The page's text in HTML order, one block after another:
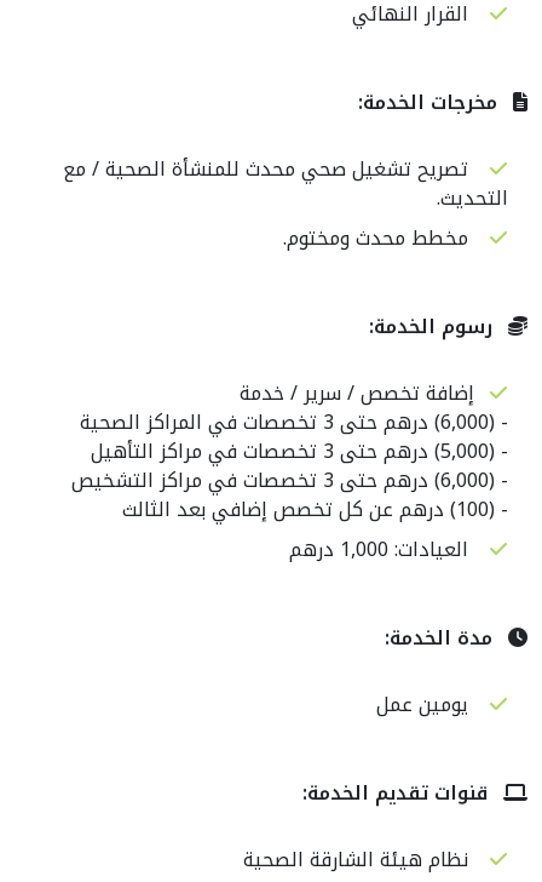
القرار النهائي
مخرجات الخدمة:
تصريح تشغيل صحي محدث للمنشأة الصحية / مع
التحديث.
مخطط محدث ومختوم.
رسوم الخدمة:
إضافة تخصص / سرير / خدمة
- (6,000) درهم حتى 3 تخصصات في المراكز الصحية
- (5,000) درهم حتى 3 تخصصات في مراكز التأهيل
- (6,000) درهم حتى 3 تخصصات في مراكز التشخيص
- (100) درهم عن كل تخصص إضافي بعد الثالث
العيادات: 1,000 درهم
مدة الخدمة:
يومين عمل
قنوات تقديم الخدمة:
نظام هيئة الشارقة الصحية